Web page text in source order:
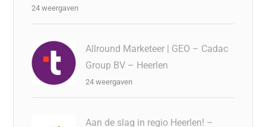
24 weergaven
Allround Marketeer | GEO – Cadac
Group BV – Heerlen
24 weergaven
Aan de slag in regio Heerlen! –